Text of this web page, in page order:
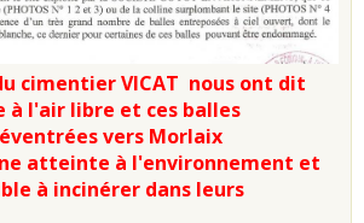
cimentier VICAT nous ont dit
à l'air libre et ces balles
vers Morlaix
atteinte à l'environnement et
à incinérer dans leurs